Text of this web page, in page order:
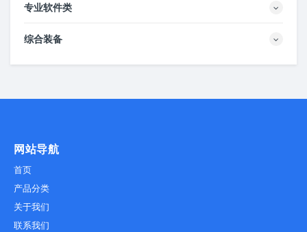
专业软件类
综合装备
网站导航
首页
产品分类
关于我们
联系我们